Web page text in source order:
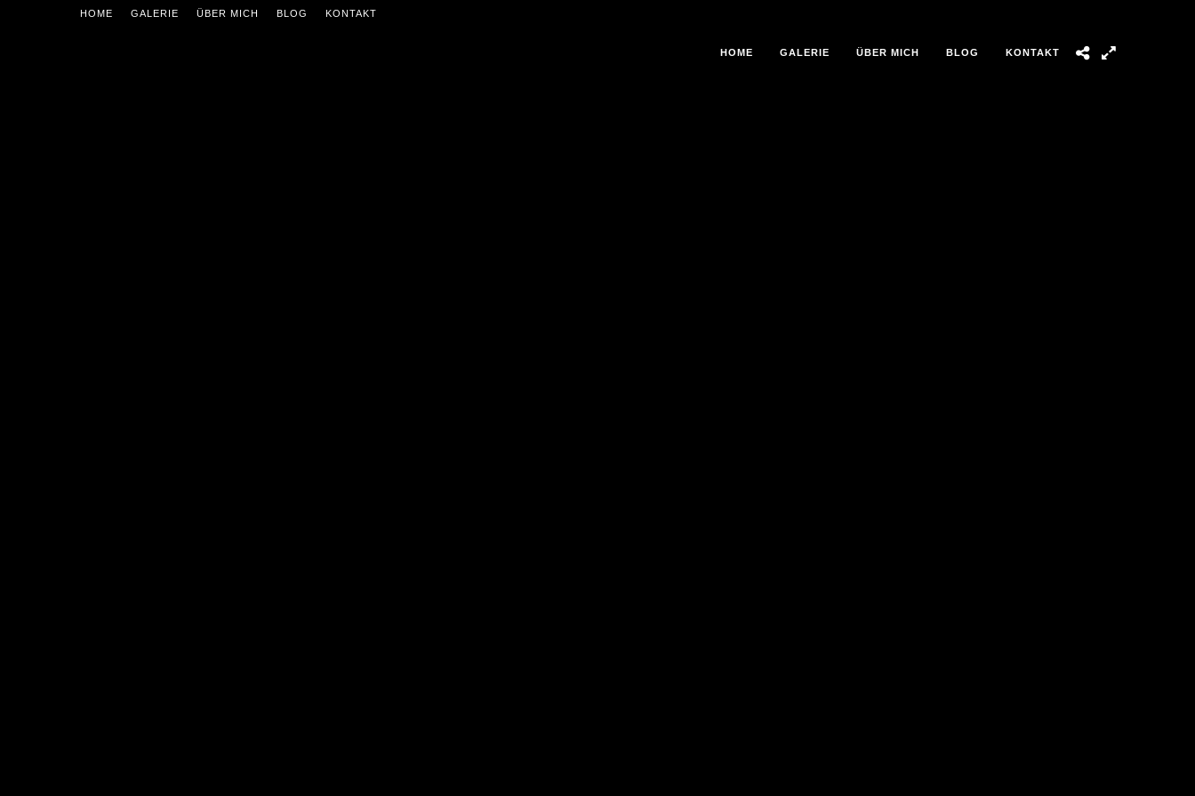
HOME GALERIE ÜBER MICH BLOG KONTAKT
HOME GALERIE ÜBER MICH BLOG KONTAKT